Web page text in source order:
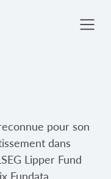
pour son
dans
Lipper Fund
Fundata